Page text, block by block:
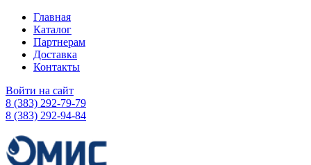
Главная
Каталог
Партнерам
Доставка
Контакты
Войти на сайт
8 (383) 292-79-79
8 (383) 292-94-84